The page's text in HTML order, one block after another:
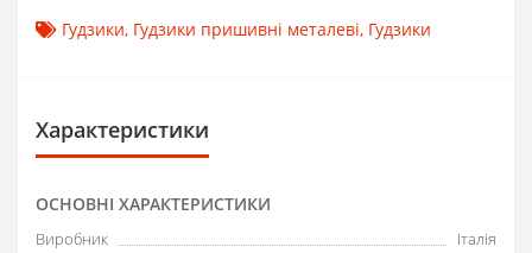
Гудзики, Гудзики пришивні металеві, Гудзики
Характеристики
ОСНОВНІ ХАРАКТЕРИСТИКИ
Виробник
Італія